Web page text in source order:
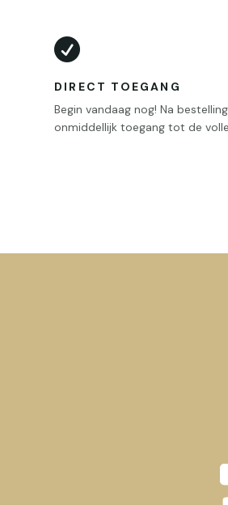

DIRECT TOEGANG
Begin vandaag nog! Na
onmiddellijk toegang tot de